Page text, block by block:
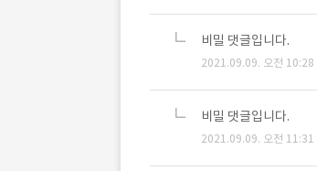
비밀 댓글입니다.
2021.09.09. 오전 10:28
비밀 댓글입니다.
2021.09.09. 오전 11:31